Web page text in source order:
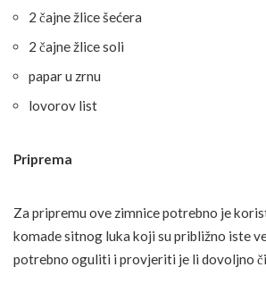
2 čajne žlice šećera
2 čajne žlice soli
papar u zrnu
lovorov list
Priprema
Za pripremu ove zimnice potrebno je
komade sitnog luka koji su približno iste
potrebno oguliti i provjeriti je li dovoljno